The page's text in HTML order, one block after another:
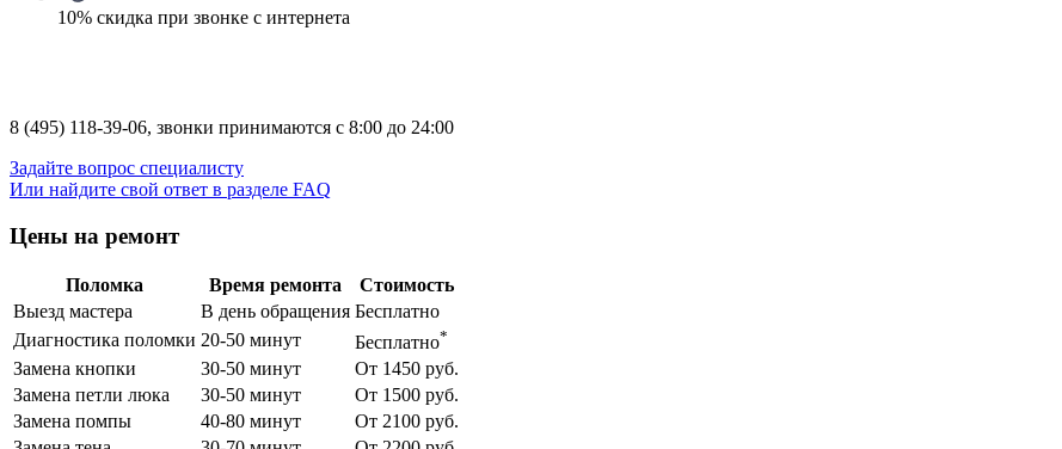
10% скидка при звонке с интернета
8 (495) 118-39-06, звонки принимаются с 8:00 до 24:00
Задайте вопрос специалисту
Или найдите свой ответ в разделе FAQ
Цены на ремонт
Поломка Время ремонта
Стоимость
Выезд мастера
В день обращения Бесплатно
Диагностика поломки 20-50 минут Бесплатно*
Замена кнопки 30-50 минут
От 1450 руб.
Замена петли люка
30-50 минут
От 1500 руб.
Замена помпы
40-80 минут
От 2100 руб.